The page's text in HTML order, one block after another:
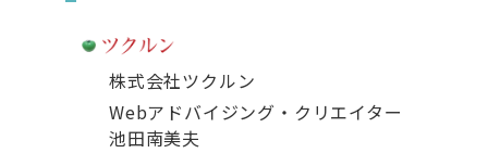
株式会社ツクルン
Webアドバイジング・クリエイター
池田南美夫